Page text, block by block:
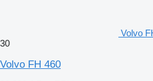
Volvo
30
Volvo FH 460